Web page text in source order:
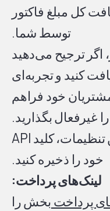
کل مبلغ فاکتور
توسط شما.
اگر ترجیح می‌دهید
کنید و تجربه‌ای
خود فراهم
غیرفعال بگذارید.
برای اعمال این تنظیمات، کلید API
خود را ذخیره کنید.
لینک‌های پرداخت:
پرداختبخش را